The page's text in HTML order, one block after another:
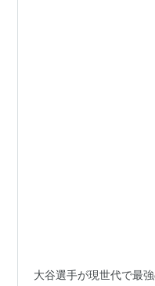
大谷選手が現世代で最